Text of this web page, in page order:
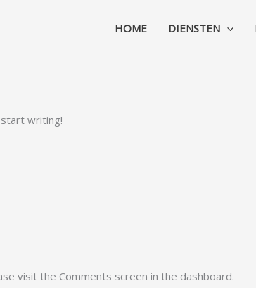
HOME DIENSTEN
writing!
visit the Comments screen in the dashboard.